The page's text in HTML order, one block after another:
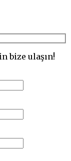
bize ulaşın!